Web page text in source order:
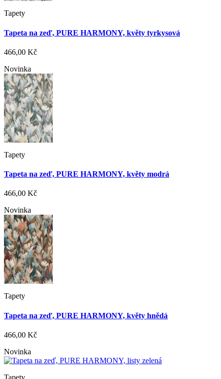
Tapety
Tapeta na zeď, PURE HARMONY, květy tyrkysová
466,00 Kč
Novinka
Tapety
Tapeta na zeď, PURE HARMONY, květy modrá
466,00 Kč
Novinka
Tapety
Tapeta na zeď, PURE HARMONY, květy hnědá
466,00 Kč
Novinka
Tapety